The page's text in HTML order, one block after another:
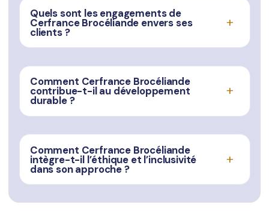
Quels sont les engagements de
Cerfrance Brocéliande envers ses
clients ?
Comment Cerfrance Brocéliande
contribue-t-il au développement
durable ?
Comment Cerfrance Brocéliande
intègre-t-il l’éthique et l’inclusivité
dans son approche ?